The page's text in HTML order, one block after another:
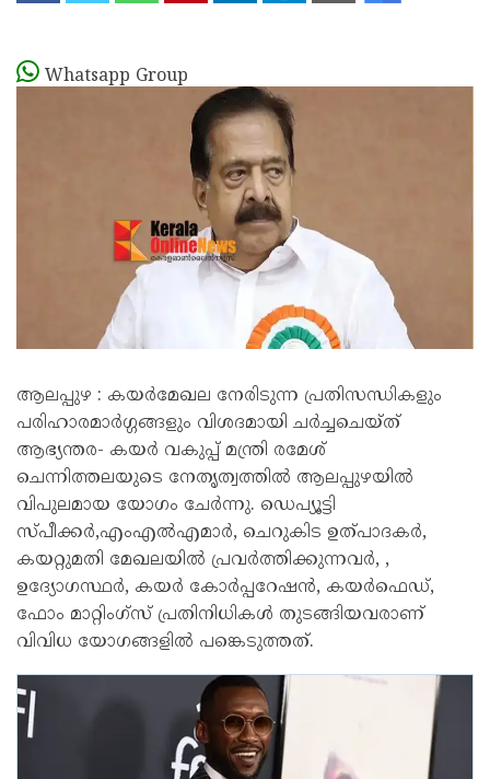
Whatsapp Group
ആലപ്പുഴ : കയർമേഖല നേരിടുന്ന പ്രതിസന്ധികളും
പരിഹാരമാർഗ്ഗങ്ങളും വിശദമായി ചർച്ചചെയ്ത്
ആഭ്യന്തര- കയർ വകുപ്പ് മന്ത്രി രമേശ്
ചെന്നിത്തലയുടെ നേതൃത്വത്തിൽ ആലപ്പുഴയിൽ
വിപുലമായ യോഗം ചേർന്നു. ഡെപ്യൂട്ടി
സ്പീക്കർ,എംഎൽഎമാർ, ചെറുകിട ഉത്പാദകർ,
കയറ്റുമതി മേഖലയിൽ പ്രവർത്തിക്കുന്നവർ, ,
ഉദ്യോഗസ്ഥർ, കയർ കോർപ്പറേഷൻ, കയർഫെഡ്,
ഫോം മാറ്റിംഗ്സ് പ്രതിനിധികൾ തുടങ്ങിയവരാണ്
വിവിധ യോഗങ്ങളിൽ പങ്കെടുത്തത്.